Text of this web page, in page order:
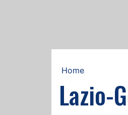
Home
Lazio-